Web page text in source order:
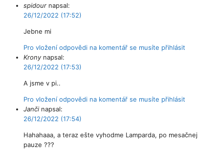
spidour napsal:
26/12/2022 (17:52)
Jebne mi
Pro vložení odpovědi na komentář se musíte přihlásit
Krony napsal:
26/12/2022 (17:53)
A jsme v pi..
Pro vložení odpovědi na komentář se musíte přihlásit
Janči napsal:
26/12/2022 (17:54)
Hahahaaa, a teraz ešte vyhodme Lamparda, po mesačnej
pauze ???